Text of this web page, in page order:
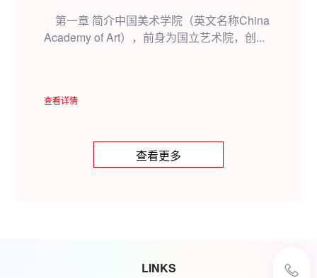
第一章 简介中国美术学院（英文名称China
Academy of Art），前身为国立艺术院，创...
查看详情
查看更多
LINKS